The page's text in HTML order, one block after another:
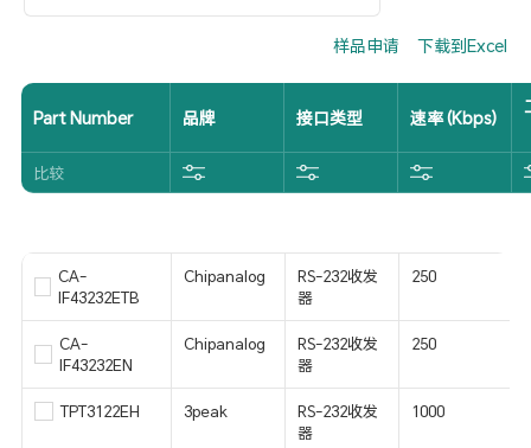
样品申请 下载到Excel
Part Number 品牌 接口类型 速率 (Kbps)
比较
CA-
IF43232ETB
Chipanalog
RS-232收发
器
250
CA-
IF43232EN
Chipanalog
RS-232收发
器
250
TPT3122EH 3peak
RS-232收发
器
1000